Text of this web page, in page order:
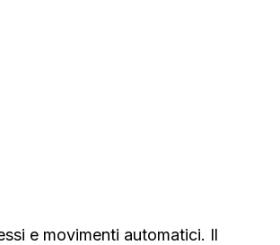
e movimenti automatici. Il